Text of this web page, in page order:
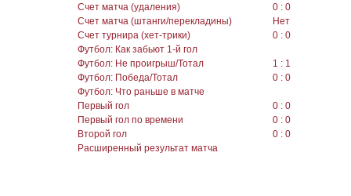
Счет матча (удаления)
0 : 0
Счет матча (штанги/перекладины)
Нет
Счет турнира (хет-трики)
0 : 0
Футбол: Как забьют 1-й гол
Футбол: Не проигрыш/Тотал
1 : 1
Футбол: Победа/Тотал
0 : 0
Футбол: Что раньше в матче
Первый гол
0 : 0
Первый гол по времени
0 : 0
Второй гол
0 : 0
Расширенный результат матча